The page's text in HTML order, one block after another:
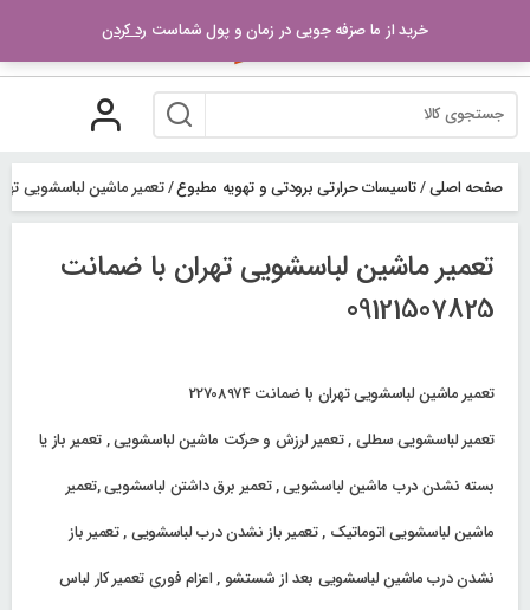
صفحه اصلی/تاسیسات حرارتی برودتی و تهویه مطبوع/تعمیر ماشین لباسشویی تهران با
تعمیر ماشین لباسشویی تهران با ضمانت
09121507825
تعمیر ماشین لباسشویی تهران با ضمانت 22708974
تعمیر لباسشویی سطلی , تعمیر لرزش و حرکت ماشین لباسشویی , تعمیر باز یا
بسته نشدن درب ماشین لباسشویی , تعمیر برق داشتن لباسشویی ,تعمیر
ماشین لباسشویی اتوماتیک , تعمیر باز نشدن درب لباسشویی , تعمیر باز
نشدن درب ماشین لباسشویی بعد از شستشو , اعزام فوری تعمیر کار لباس
خرید از ما صزفه جویی در زمان و پول شماست رد کردن